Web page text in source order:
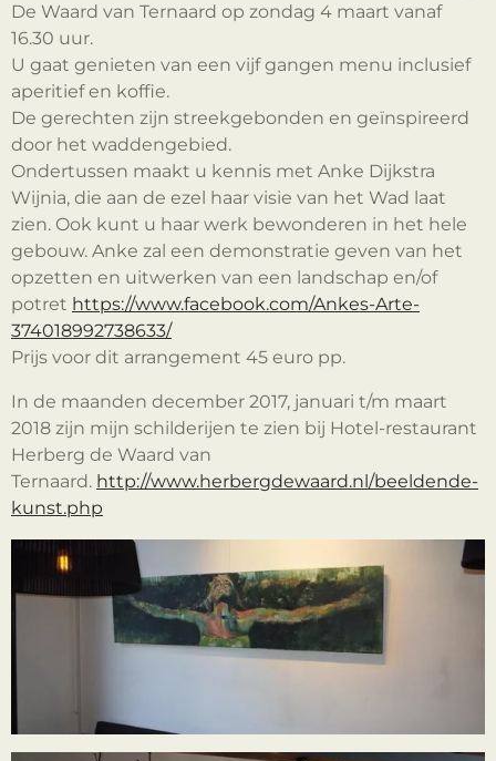
De Waard van Ternaard op zondag 4 maart vanaf
16.30 uur.
U gaat genieten van een vijf gangen menu inclusief
aperitief en koffie.
De gerechten zijn streekgebonden en geïnspireerd
door het waddengebied.
Ondertussen maakt u kennis met Anke Dijkstra
Wijnia, die aan de ezel haar visie van het Wad laat
zien. Ook kunt u haar werk bewonderen in het hele
gebouw. Anke zal een demonstratie geven van het
opzetten en uitwerken van een landschap en/of
potret https://www.facebook.com/Ankes-Arte-
374018992738633/
Prijs voor dit arrangement 45 euro pp.
In de maanden december 2017, januari t/m maart
2018 zijn mijn schilderijen te zien bij Hotel-restaurant
Herberg de Waard van
Ternaard. http://www.herbergdewaard.nl/beeldende-
kunst.php